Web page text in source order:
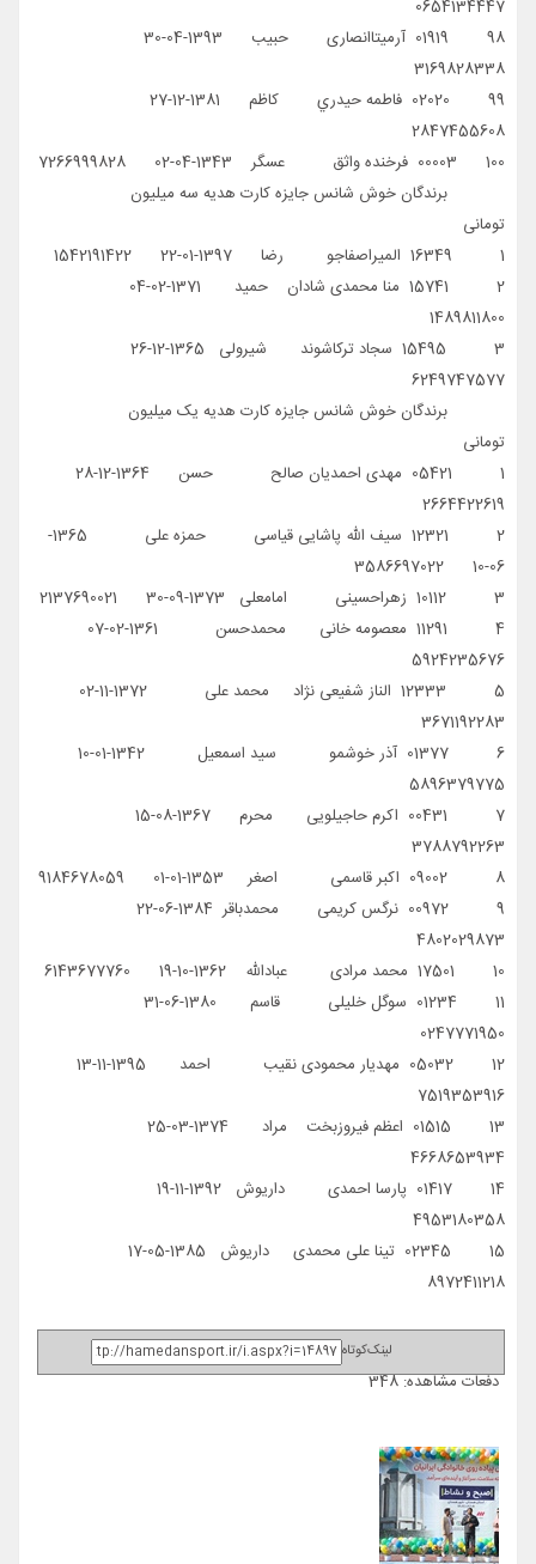
0654134447
3169828338
2847455608
100 00003 فرخنده واثق عسگر 1343-04-02 7266999828
برندگان خوش شانس جایزه کارت هدیه سه میلیون
تومانی
1 16349 المیراصفاجو رضا 1397-01-22 1542191422
1489811800
6249747577
برندگان خوش شانس جایزه کارت هدیه یک میلیون
تومانی
2664422619
2 12321 سیف الله پاشایی قیاسی حمزه علی 1365-
06-10 3586697022
3 10112 زهراحسینی امامعلی 1373-09-30 2137690021
5924235676
3671192283
5896379775
3788792263
8 09002 اکبر قاسمی اصغر 1353-01-01 9184678059
4802029873
10 17501 محمد مرادی عبادالله 1362-10-19 6143677760
0247771950
7519353916
4668653934
4953180358
8972411218
لینک‌کوتاه
دفعات مشاهده: 348